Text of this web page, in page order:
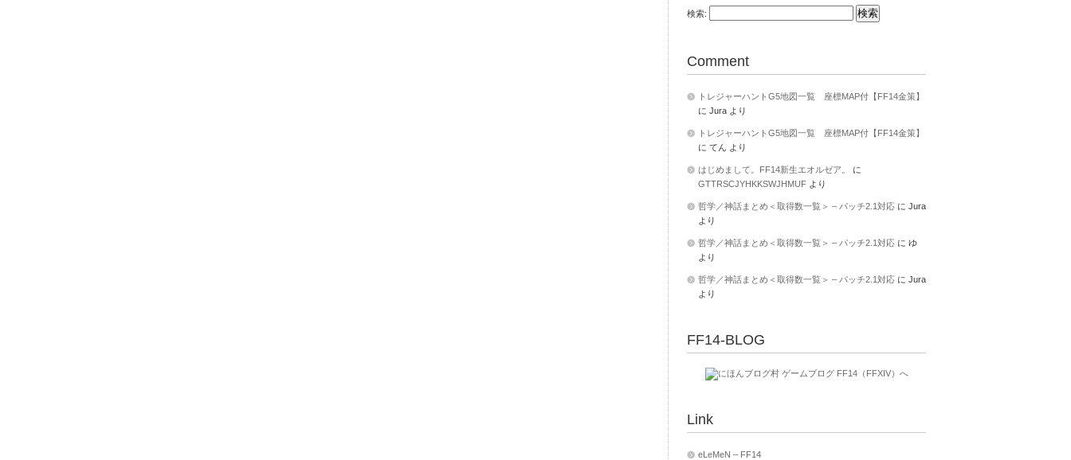
検索:
Comment
トレジャーハントG5地図一覧 座標MAP付【FF14金策】
に Jura より
トレジャーハントG5地図一覧 座標MAP付【FF14金策】
に てん より
はじめまして。FF14新生エオルゼア。
に
GTTRSCJYHKKSWJHMUF より
哲学／神話まとめ＜取得数一覧＞ – パッチ2.1対応 に Jura
より
哲学／神話まとめ＜取得数一覧＞ – パッチ2.1対応 に ゆ
より
哲学／神話まとめ＜取得数一覧＞ – パッチ2.1対応 に Jura
より
FF14-BLOG
Link
eLeMeN – FF14